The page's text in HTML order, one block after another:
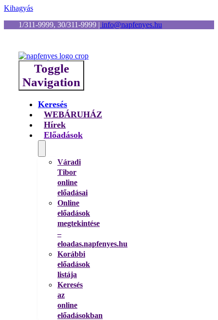
Kihagyás
1/311-9999, 30/311-9999 | info@napfenyes.hu
Toggle
Navigation
Keresés
WEBÁRUHÁZ
Hírek
Előadások
Váradi
Tibor
online
előadásai
Online
előadások
megtekintése
–
eloadas.napfenyes.hu
Korábbi
előadások
listája
Keresés
az
online
előadásokban